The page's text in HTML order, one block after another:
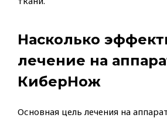
Насколько
лечение на
КиберНож
Основная цель лечения на